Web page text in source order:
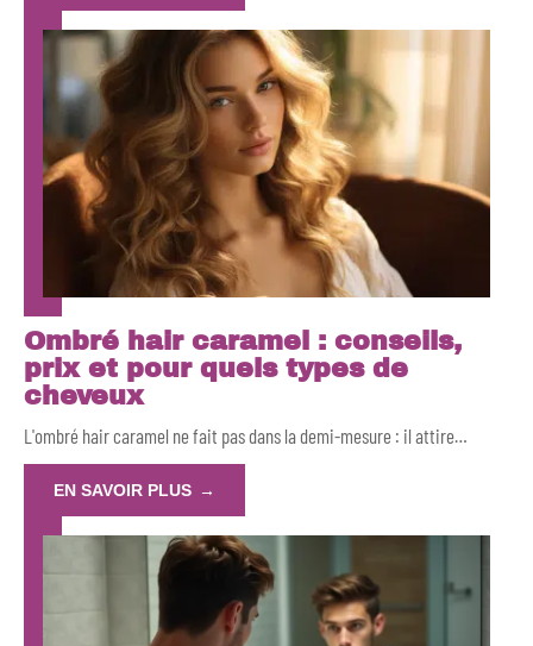
Ombré hair caramel : conseils,
prix et pour quels types de
cheveux
L'ombré hair caramel ne fait pas dans la demi-mesure : il attire…
EN SAVOIR PLUS